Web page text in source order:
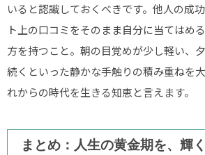
いると認識しておくべきです。他人の成
ト上の口コミをそのまま自分に当てはめ
方を持つこと。朝の目覚めが少し軽い、
続くといった静かな手触りの積み重ねを
れからの時代を生きる知恵と言えます。
まとめ：人生の黄金期を、輝